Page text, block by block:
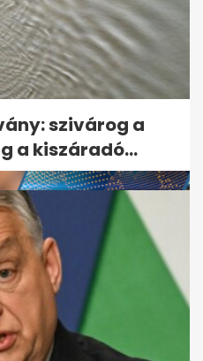
elárulta, hogy
ha a Fidesz nyeri
szivárog a
a kiszáradó...